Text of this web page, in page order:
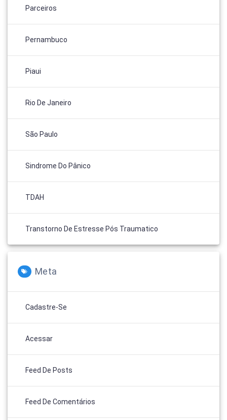
Parceiros
Pernambuco
Piaui
Rio De Janeiro
São Paulo
Sindrome Do Pânico
TDAH
Transtorno De Estresse Pós Traumatico
Meta
Cadastre-Se
Acessar
Feed De Posts
Feed De Comentários